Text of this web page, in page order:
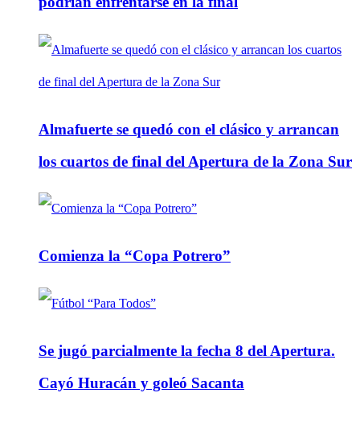
Almafuerte se quedó con el clásico y arrancan
los cuartos de final del Apertura de la Zona Sur
Comienza la “Copa Potrero”
Se jugó parcialmente la fecha 8 del Apertura.
Cayó Huracán y goleó Sacanta